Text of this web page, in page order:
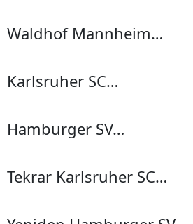
Waldhof Mannheim…
Karlsruher SC…
Hamburger SV…
Tekrar Karlsruher SC…